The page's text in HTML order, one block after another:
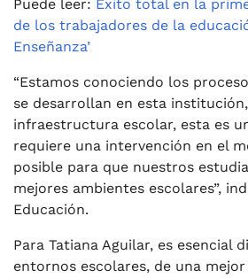
Puede leer: Éxito total en la
de los trabajadores de la
Enseñanza’
“Estamos conociendo los
se desarrollan en esta
infraestructura escolar, esta es
requiere una intervención en el
posible para que nuestros
mejores ambientes escolares”,
Educación.
Para Tatiana Aguilar, es esencial
entornos escolares, de una